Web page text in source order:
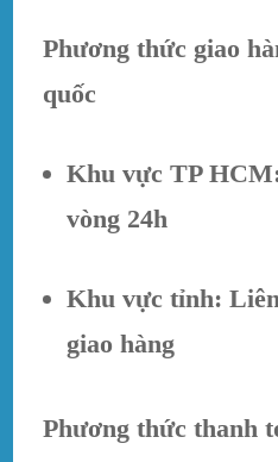
Phương thức giao
quốc
Khu vực TP
vòng 24h
Khu vực tỉnh:
giao hàng
Phương thức thanh